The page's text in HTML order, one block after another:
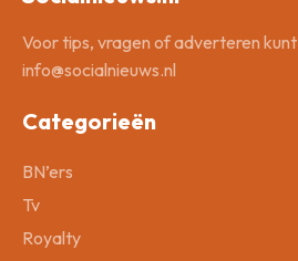
Voor tips, vragen of adverteren
info@socialnieuws.nl
Categorieën
BN’ers
Tv
Royalty